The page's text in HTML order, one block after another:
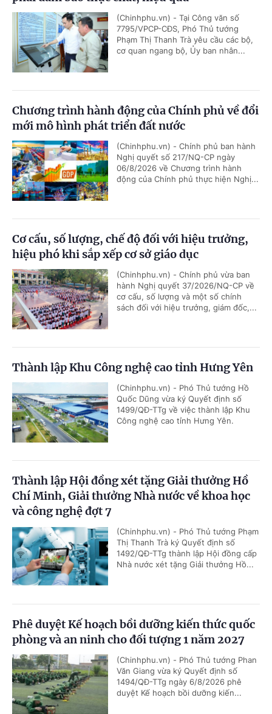
(Chinhphu.vn) - Tại Công văn số
7795/VPCP-CĐS, Phó Thủ tướng
Phạm Thị Thanh Trà yêu cầu các bộ,
cơ quan ngang bộ, Ủy ban nhân...
Chương trình hành động của Chính phủ về đổi
mới mô hình phát triển đất nước
(Chinhphu.vn) - Chính phủ ban hành
Nghị quyết số 217/NQ-CP ngày
06/8/2026 về Chương trình hành
động của Chính phủ thực hiện Nghị...
Cơ cấu, số lượng, chế độ đối với hiệu trưởng,
hiệu phó khi sắp xếp cơ sở giáo dục
(Chinhphu.vn) - Chính phủ vừa ban
hành Nghị quyết 37/2026/NQ-CP về
cơ cấu, số lượng và một số chính
sách đối với hiệu trưởng, giám đốc,...
Thành lập Khu Công nghệ cao tỉnh Hưng Yên
(Chinhphu.vn) - Phó Thủ tướng Hồ
Quốc Dũng vừa ký Quyết định số
1499/QĐ-TTg về việc thành lập Khu
Công nghệ cao tỉnh Hưng Yên.
Thành lập Hội đồng xét tặng Giải thưởng Hồ
Chí Minh, Giải thưởng Nhà nước về khoa học
và công nghệ đợt 7
(Chinhphu.vn) - Phó Thủ tướng Phạm
Thị Thanh Trà ký Quyết định số
1492/QĐ-TTg thành lập Hội đồng cấp
Nhà nước xét tặng Giải thưởng Hồ...
Phê duyệt Kế hoạch bồi dưỡng kiến thức quốc
phòng và an ninh cho đối tượng 1 năm 2027
(Chinhphu.vn) - Phó Thủ tướng Phan
Văn Giang vừa ký Quyết định số
1494/QĐ-TTg ngày 6/8/2026 phê
duyệt Kế hoạch bồi dưỡng kiến...